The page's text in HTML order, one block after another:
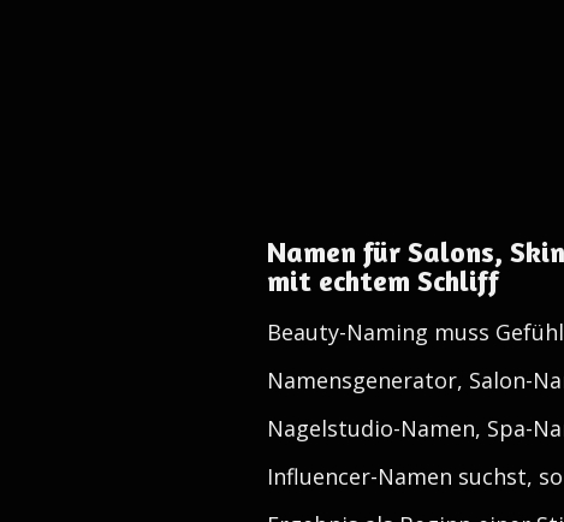
Namen für Salons,
mit echtem Schliff
Beauty-Naming muss
Namensgenerator, Salon-
Nagelstudio-Namen, Spa-
Influencer-Namen suchst,